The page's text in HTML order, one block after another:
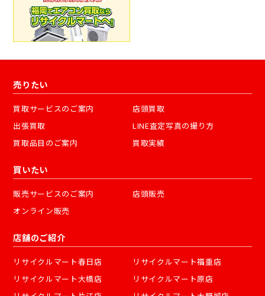
売りたい
買取サービスのご案内
店頭買取
出張買取
LINE査定写真の撮り方
買取品目のご案内
買取実績
買いたい
販売サービスのご案内
店頭販売
オンライン販売
店舗のご紹介
リサイクルマート春日店
リサイクルマート福重店
リサイクルマート大橋店
リサイクルマート原店